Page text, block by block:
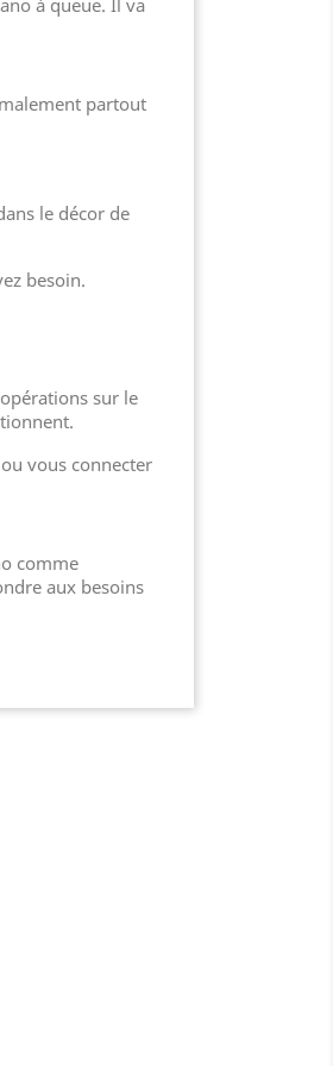
à queue. Il va
partout
le décor de
besoin.
sur le
vous connecter
comme
aux besoins